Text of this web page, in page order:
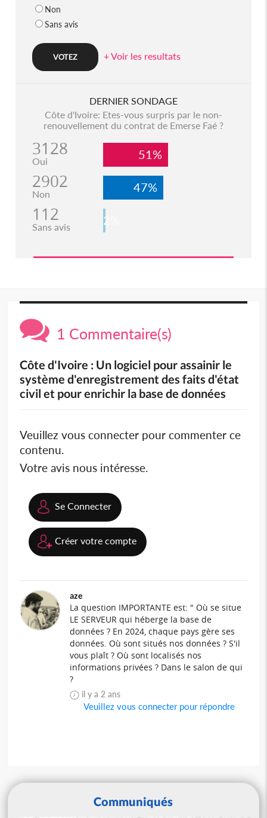
Non
Sans avis
+ Voir les resultats
DERNIER SONDAGE
Côte d'Ivoire: Etes-vous surpris par le non-
renouvellement du contrat de Emerse Faé ?
3128
Oui 51%
2902
Non 47%
112
Sans avis 2%
1 Commentaire(s)
Côte d'Ivoire : Un logiciel pour assainir le
système d'enregistrement des faits d'état
civil et pour enrichir la base de données
Veuillez vous connecter pour commenter ce
contenu.
Votre avis nous intéresse.
Se Connecter
Créer votre compte
aze
La question IMPORTANTE est: " Où se situe
LE SERVEUR qui héberge la base de
données ? En 2024, chaque pays gère ses
données. Où sont situés nos données ? S'il
vous plaît ? Où sont localisés nos
informations privées ? Dans le salon de qui
?
il y a 2 ans
Veuillez vous connecter pour répondre
Communiqués